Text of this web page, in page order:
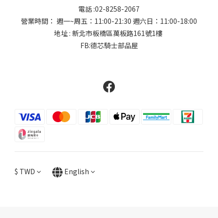
電話 :02-8258-2067
營業時間： 週一~周五：11:00-21:30 週六日：11:00-18:00
地址 : 新北市板橋區萬板路161號1樓
FB:德芯騎士部品屋
$ TWD English